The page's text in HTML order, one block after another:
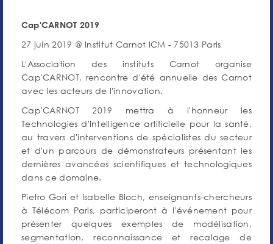
Cap'CARNOT 2019
27 juin 2019 @ Institut Carnot ICM - 75013 Paris
L'Association des instituts Carnot organise
Cap'CARNOT, rencontre d'été annuelle des Carnot
avec les acteurs de l'innovation.
Cap'CARNOT 2019 mettra à l'honneur les
Technologies d'Intelligence artificielle pour la santé,
au travers d'interventions de spécialistes du secteur
et d'un parcours de démonstrateurs présentant les
dernières avancées scientifiques et technologiques
dans ce domaine.
Pietro Gori et Isabelle Bloch, enseignants-chercheurs
à Télécom Paris, participeront à l'événement pour
présenter quelques exemples de modélisation,
segmentation, reconnaissance et recalage de